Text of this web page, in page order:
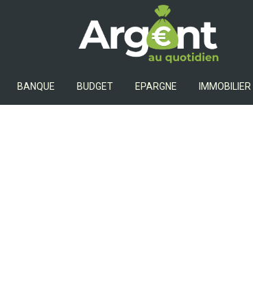
Argent Au Quotidien
BANQUE BUDGET EPARGNE IMMOBILIER